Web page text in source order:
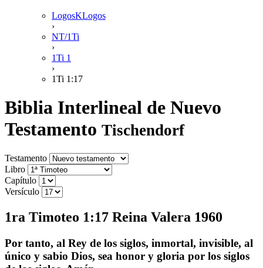
LogosKLogos
›
NT/1Ti
›
1Ti 1
›
1Ti 1:17
Biblia Interlineal de Nuevo
Testamento Tischendorf
Testamento
Libro
Capítulo
Versículo
1ra Timoteo 1:17 Reina Valera 1960
Por tanto, al Rey de los siglos, inmortal, invisible, al
único y sabio Dios, sea honor y gloria por los siglos